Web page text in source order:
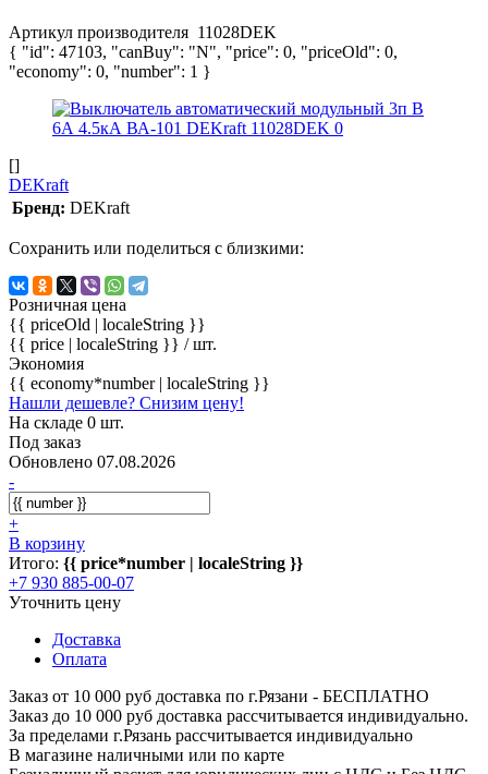
Артикул производителя 11028DEK
{ "id": 47103, "canBuy": "N", "price": 0, "priceOld": 0,
"economy": 0, "number": 1 }
[]
DEKraft
Бренд: DEKraft
Сохранить или поделиться с близкими:
Розничная цена
{{ priceOld | localeString }}
{{ price | localeString }} / шт.
Экономия
{{ economy*number | localeString }}
Нашли дешевле? Снизим цену!
На складе 0 шт.
Под заказ
Обновлено 07.08.2026
-
+
В корзину
Итого: {{ price*number | localeString }}
+7 930 885-00-07
Уточнить цену
Доставка
Оплата
Заказ от 10 000 руб доставка по г.Рязани - БЕСПЛАТНО
Заказ до 10 000 руб доставка рассчитывается индивидуально.
За пределами г.Рязань рассчитывается индивидуально
В магазине наличными или по карте